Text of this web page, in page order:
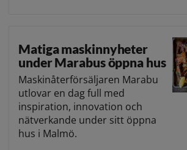
Matiga maskinnyheter
under Marabus öppna hus
Maskinåterförsäljaren Marabu
utlovar en dag full med
inspiration, innovation och
nätverkande under sitt öppna
hus i Malmö.